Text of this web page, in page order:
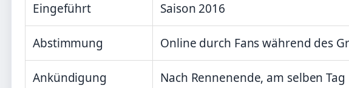
Eingeführt Saison 2016
Abstimmung Online durch Fans während des
Ankündigung Nach Rennenende, am selben Tag